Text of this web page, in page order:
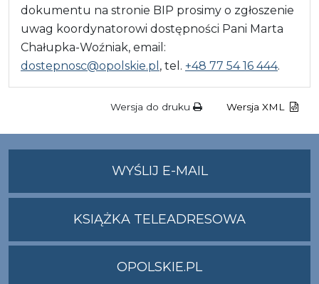
dokumentu na stronie BIP prosimy o zgłoszenie
uwag koordynatorowi dostępności Pani Marta
Chałupka-Woźniak, email:
dostepnosc@opolskie.pl , tel. +48 77 54 16 444.
Wersja do druku Wersja XML
WYŚLIJ E-MAILNA
ADRES
KSIĄŻKA TELEADRESOWA
OPOLSKIE.PL